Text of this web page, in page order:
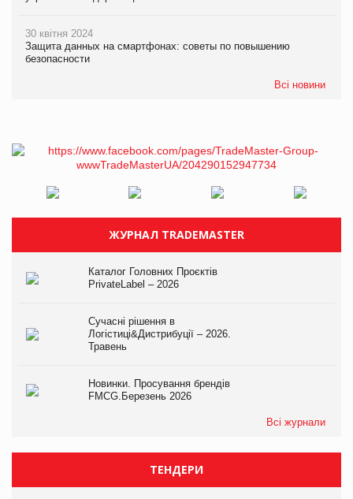
30 квітня 2024
Защита данных на смартфонах: советы по повышению
безопасности
Всі новини
ЖУРНАЛ TRADEMASTER
Каталог Головних Проєктів
PrivateLabel – 2026
Сучасні рішення в
Логістиці&Дистрибуції – 2026.
Травень
Новинки. Просування брендів
FMCG.Березень 2026
Всі журнали
ТЕНДЕРИ